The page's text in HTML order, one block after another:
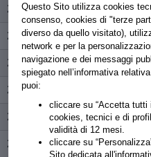
285 Ferrero Cristian
286 Hertel Cristina
287 Tacchelli Lara
288
289 Palezzato Elena
290 Artizzu Giulio
Questo Sito utilizza cookies
consenso, cookies di "terze
diverso da quello visitato),
network e per la
navigazione e dei messaggi
spiegato nell’informativa
puoi:
cliccare su “Accetta tutti
cookies, tecnici e di
validità di 12 mesi.
cliccare su
Sito dedicata